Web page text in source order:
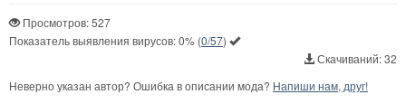
Просмотров: 527
Показатель выявления вирусов:0% (0/57)
Скачиваний: 32
Неверно указан автор? Ошибка в описании мода? Напиши нам, друг!